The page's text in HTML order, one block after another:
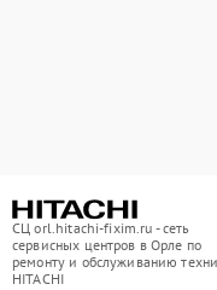
СЦ orl.hitachi-fixim.ru - сеть
сервисных центров в Орле по
ремонту и обслуживанию
HITACHI